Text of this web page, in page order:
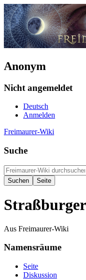
Anonym
Nicht angemeldet
Deutsch
Anmelden
Freimaurer-Wiki
Suche
Aus Freimaurer-Wiki
Namensräume
Seite
Diskussion